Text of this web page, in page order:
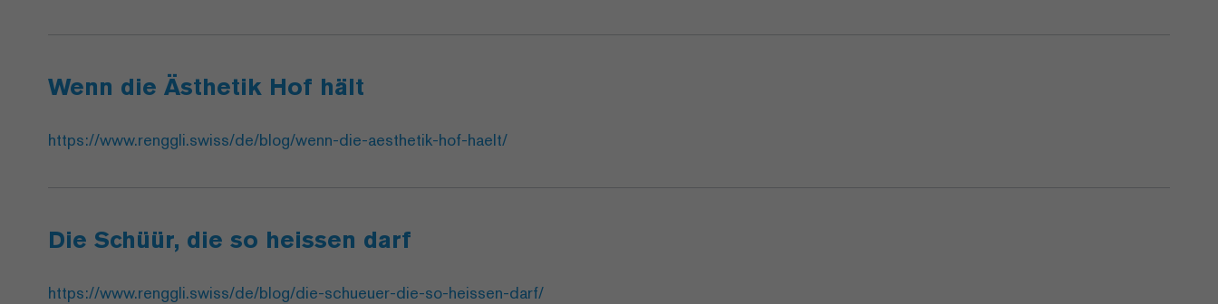
Wenn die Ästhetik Hof hält
https://www.renggli.swiss/de/blog/wenn-die-aesthetik-hof-haelt/
Die Schüür, die so heissen darf
https://www.renggli.swiss/de/blog/die-schueuer-die-so-heissen-darf/